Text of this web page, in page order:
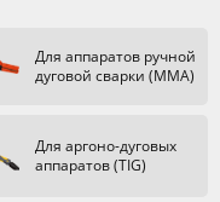
Для аппаратов ручной
дуговой сварки (ММА)
Для аргоно-дуговых
аппаратов (TIG)